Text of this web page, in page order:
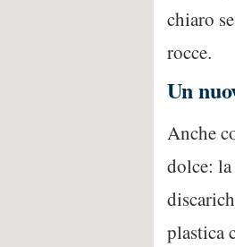
chiaro
rocce.
Un
Anche
dolce:
plastica